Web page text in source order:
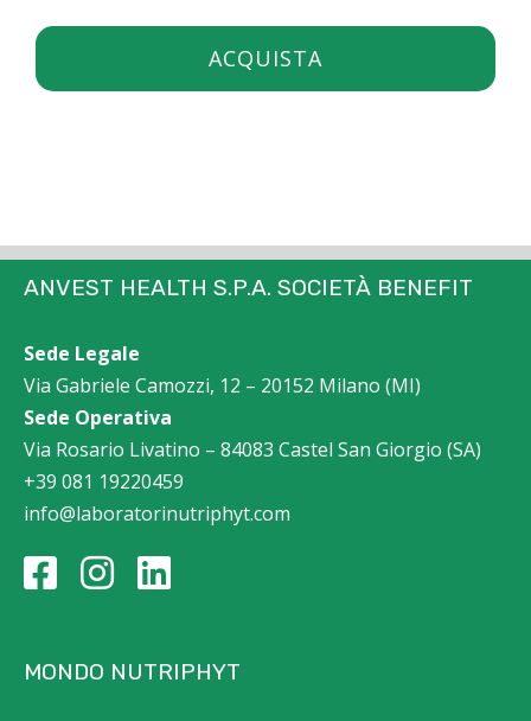
ACQUISTA
ANVEST HEALTH S.P.A. SOCIETÀ BENEFIT
Sede Legale
Via Gabriele Camozzi, 12 – 20152 Milano (MI)
Sede Operativa
Via Rosario Livatino – 84083 Castel San Giorgio (SA)
+39 081 19220459
info@laboratorinutriphyt.com
MONDO NUTRIPHYT